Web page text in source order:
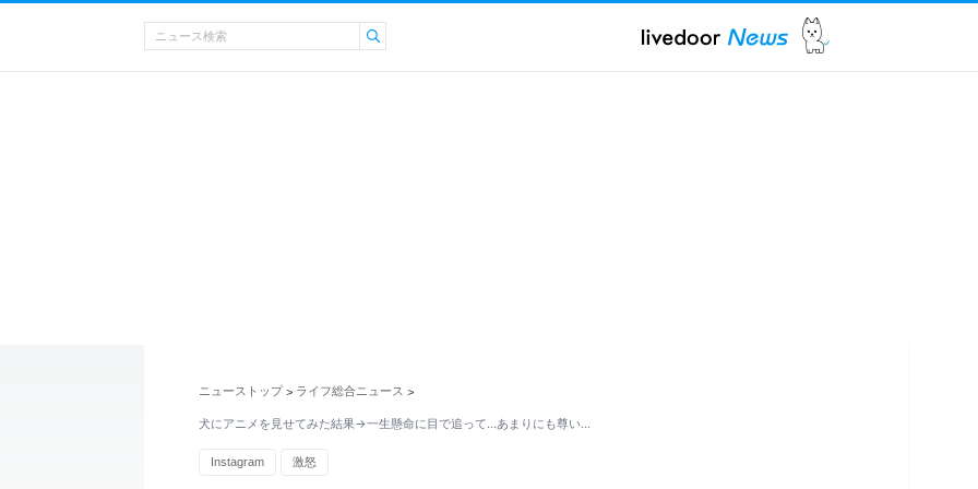
ニューストップ > ライフ総合ニュース >
犬にアニメを見せてみた結果→一生懸命に目で追って…あまりにも尊い…
Instagram 激怒